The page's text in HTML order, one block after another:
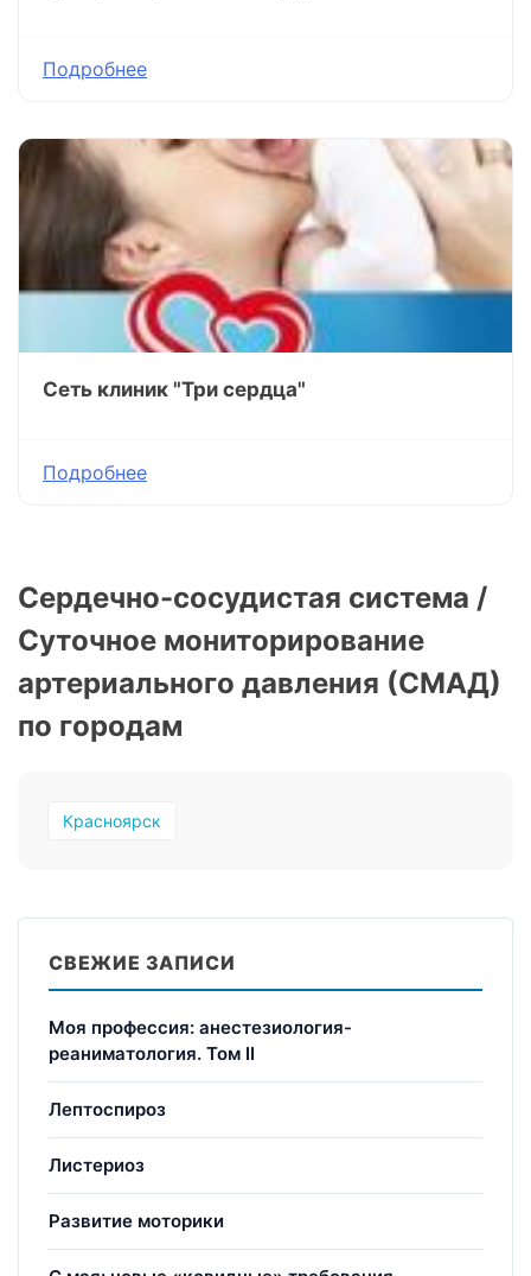
Подробнее
Сеть клиник "Три сердца"
Подробнее
Сердечно-сосудистая система /
Суточное мониторирование
артериального давления (СМАД)
по городам
Красноярск
СВЕЖИЕ ЗАПИСИ
Моя профессия: анестезиология-
реаниматология. Том II
Лептоспироз
Листериоз
Развитие моторики